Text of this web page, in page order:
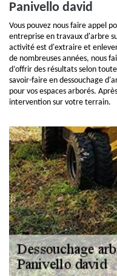
Panivello david
Vous pouvez nous faire appel
entreprise en travaux d'arbre
activité est d'extraire et
de nombreuses années, nous
d’offrir des résultats selon
savoir-faire en dessouchage
pour vos espaces arborés.
intervention sur votre terrain.